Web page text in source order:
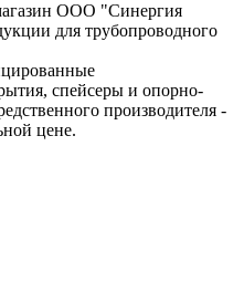
ООО "Синергия
для трубопроводного
спейсеры и опорно-
производителя -
цене.